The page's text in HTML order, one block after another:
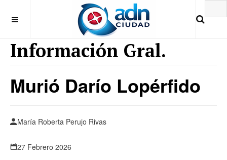
Información Gral.
Murió Darío Lopérfido
María Roberta Perujo Rivas
27 Febrero 2026